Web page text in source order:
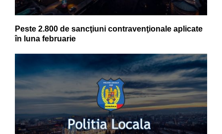
Peste 2.800 de sancţiuni contravenţionale aplicate
în luna februarie